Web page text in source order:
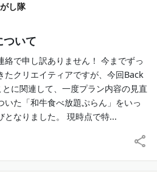
し隊
ついて
絡で申し訳ありません！ 今までずっ
たクリエイティアですが、今回Back
に関連して、一度プラン内容の見直
いた「和牛食べ放題ぷらん」をいっ
となりました。 現時点で特...